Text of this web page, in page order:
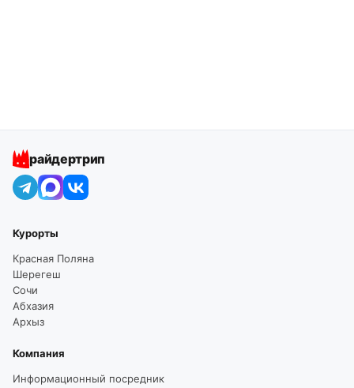
райдертрип
Курорты
Красная Поляна
Шерегеш
Сочи
Абхазия
Архыз
Компания
Информационный посредник